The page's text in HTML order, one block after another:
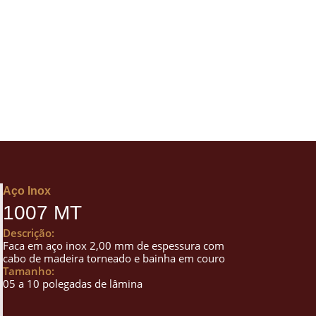
Aço Inox
1007 MT
Descrição:
Faca em aço inox 2,00 mm de espessura com
cabo de madeira torneado e bainha em couro
Tamanho:
05 a 10 polegadas de lâmina